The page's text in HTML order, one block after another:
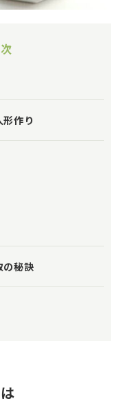
作り
の秘訣